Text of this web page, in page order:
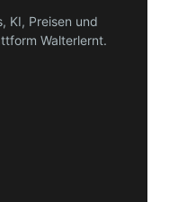
KI, Preisen und
Walterlernt.